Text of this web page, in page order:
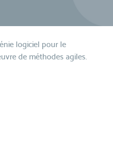
logiciel pour le
de méthodes agiles.